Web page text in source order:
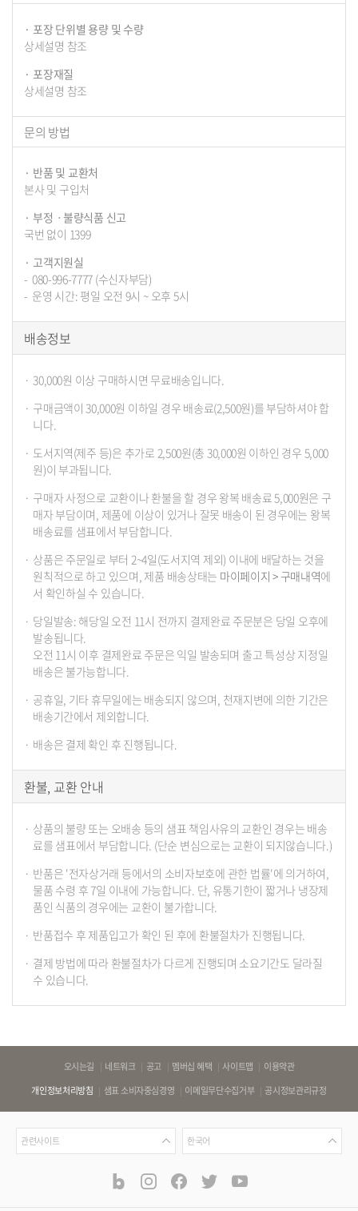
포장 단위별 용량 및 수량
상세설명 참조
포장재질
상세설명 참조
문의 방법
반품 및 교환처
본사 및 구입처
부정ㆍ불량식품 신고
국번 없이 1399
고객지원실
080-996-7777 (수신자부담)
운영 시간: 평일 오전 9시 ~ 오후 5시
배송정보
30,000원 이상 구매하시면 무료배송입니다.
구매금액이 30,000원 이하일 경우 배송료(2,500원)를 부담하셔야 합
니다.
도서지역(제주 등)은 추가로 2,500원(총 30,000원 이하인 경우 5,000
원)이 부과됩니다.
구매자 사정으로 교환이나 환불을 할 경우 왕복 배송료 5,000원은 구
매자 부담이며, 제품에 이상이 있거나 잘못 배송이 된 경우에는 왕복
배송료를 샘표에서 부담합니다.
상품은 주문일로 부터 2~4일(도서지역 제외) 이내에 배달하는 것을
원칙적으로 하고 있으며, 제품 배송상태는 마이페이지 > 구매내역에
서 확인하실 수 있습니다.
당일발송: 해당일 오전 11시 전까지 결제완료 주문분은 당일 오후에
발송됩니다.
오전 11시 이후 결제완료 주문은 익일 발송되며 출고 특성상 지정일
배송은 불가능합니다.
공휴일, 기타 휴무일에는 배송되지 않으며, 천재지변에 의한 기간은
배송기간에서 제외합니다.
배송은 결제 확인 후 진행됩니다.
환불, 교환 안내
상품의 불량 또는 오배송 등의 샘표 책임사유의 교환인 경우는 배송
료를 샘표에서 부담합니다. (단순 변심으로는 교환이 되지않습니다.)
반품은 '전자상거래 등에서의 소비자보호에 관한 법률'에 의거하여,
물품 수령 후 7일 이내에 가능합니다. 단, 유통기한이 짧거나 냉장제
품인 식품의 경우에는 교환이 불가합니다.
반품접수 후 제품입고가 확인 된 후에 환불절차가 진행됩니다.
결제 방법에 따라 환불절차가 다르게 진행되며 소요기간도 달라질
수 있습니다.
오시는길 네트워크 공고 멤버십 혜택 사이트맵
이용약관
개인정보처리방침
샘표 소비자중심경영 이메일무단수집거부 공시정보관리규정
관
련
관련사이트
언
어
한국어
blog instagramfacebook
twitter